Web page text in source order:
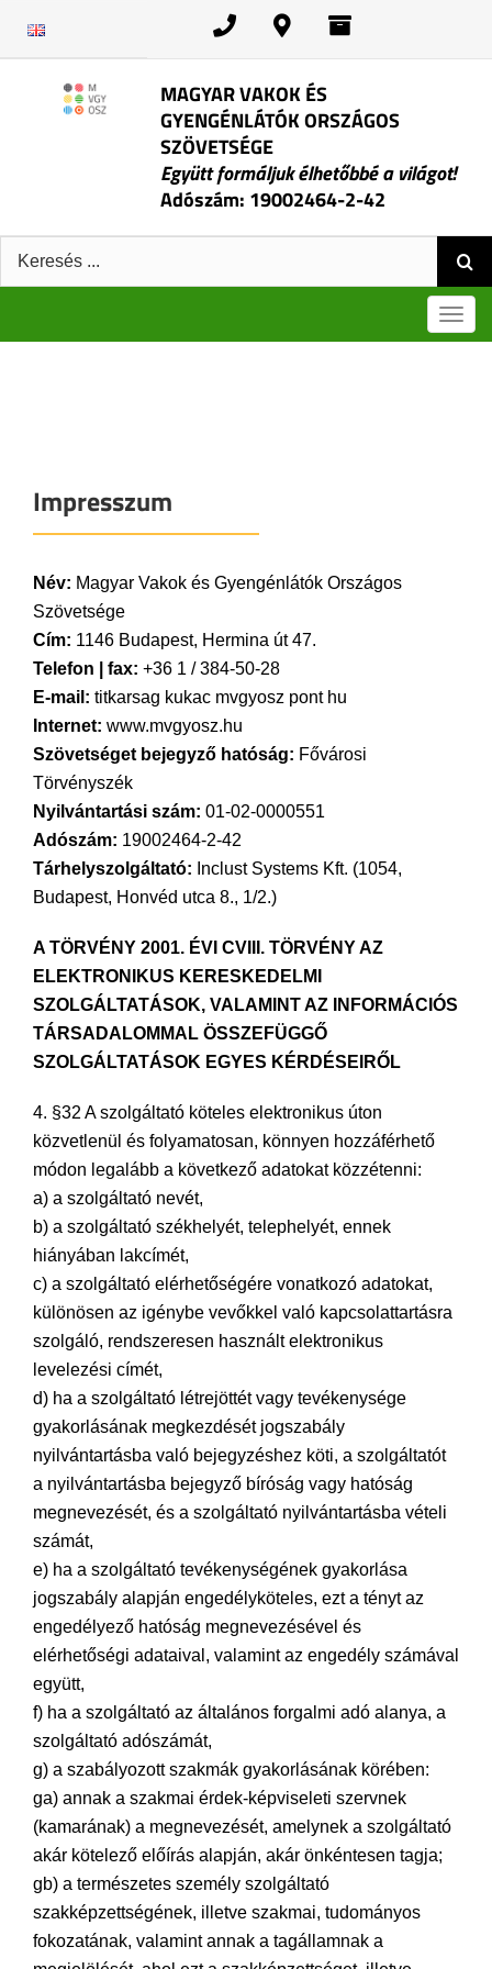
MAGYAR VAKOK ÉS
GYENGÉNLÁTÓK ORSZÁGOS
SZÖVETSÉGE
Együtt formáljuk élhetőbbé a világot!
Adószám: 19002464-2-42
Keresés:
Impresszum
Név: Magyar Vakok és Gyengénlátók Országos
Szövetsége
Cím: 1146 Budapest, Hermina út 47.
Telefon | fax: +36 1 / 384-50-28
E-mail: titkarsag kukac mvgyosz pont hu
Internet: www.mvgyosz.hu
Szövetséget bejegyző hatóság: Fővárosi
Törvényszék
Nyilvántartási szám: 01-02-0000551
Adószám: 19002464-2-42
Tárhelyszolgáltató: Inclust Systems Kft. (1054,
Budapest, Honvéd utca 8., 1/2.)
A TÖRVÉNY 2001. ÉVI CVIII. TÖRVÉNY AZ
ELEKTRONIKUS KERESKEDELMI
SZOLGÁLTATÁSOK, VALAMINT AZ INFORMÁCIÓS
TÁRSADALOMMAL ÖSSZEFÜGGŐ
SZOLGÁLTATÁSOK EGYES KÉRDÉSEIRŐL
4. §32 A szolgáltató köteles elektronikus úton
közvetlenül és folyamatosan, könnyen hozzáférhető
módon legalább a következő adatokat közzétenni:
a) a szolgáltató nevét,
b) a szolgáltató székhelyét, telephelyét, ennek
hiányában lakcímét,
c) a szolgáltató elérhetőségére vonatkozó adatokat,
különösen az igénybe vevőkkel való kapcsolattartásra
szolgáló, rendszeresen használt elektronikus
levelezési címét,
d) ha a szolgáltató létrejöttét vagy tevékenysége
gyakorlásának megkezdését jogszabály
nyilvántartásba való bejegyzéshez köti, a szolgáltatót
a nyilvántartásba bejegyző bíróság vagy hatóság
megnevezését, és a szolgáltató nyilvántartásba vételi
számát,
e) ha a szolgáltató tevékenységének gyakorlása
jogszabály alapján engedélyköteles, ezt a tényt az
engedélyező hatóság megnevezésével és
elérhetőségi adataival, valamint az engedély számával
együtt,
f) ha a szolgáltató az általános forgalmi adó alanya, a
szolgáltató adószámát,
g) a szabályozott szakmák gyakorlásának körében:
ga) annak a szakmai érdek-képviseleti szervnek
(kamarának) a megnevezését, amelynek a szolgáltató
akár kötelező előírás alapján, akár önkéntesen tagja;
gb) a természetes személy szolgáltató
szakképzettségének, illetve szakmai, tudományos
fokozatának, valamint annak a tagállamnak a